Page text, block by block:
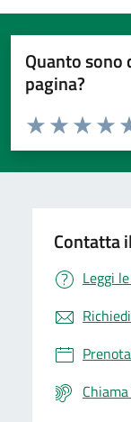
Quanto sono
pagina?
Valuta da 1 a 5 stelle
Valuta 3
Valuta 2
Valuta 1 stelle
Contatta
Leggi